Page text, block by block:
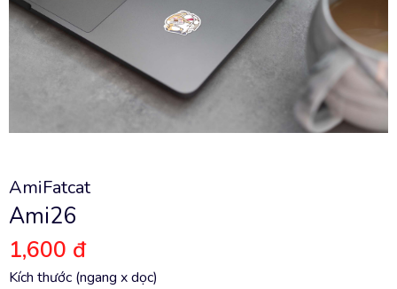
AmiFatcat
Ami26
1,600 đ
Kích thước (ngang x dọc)